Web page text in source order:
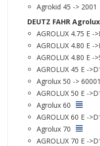
Agrokid 45 -> 2001
DEUTZ FAHR Agrolux
AGROLUX 4.75 E -
AGROLUX 4.80 E -
AGROLUX 4.80 E -
AGROLUX 45 E -
Agrolux 50 -> 60001
AGROLUX 50 E -
Agrolux 60
AGROLUX 60 E -
Agrolux 70
AGROLUX 70 E -